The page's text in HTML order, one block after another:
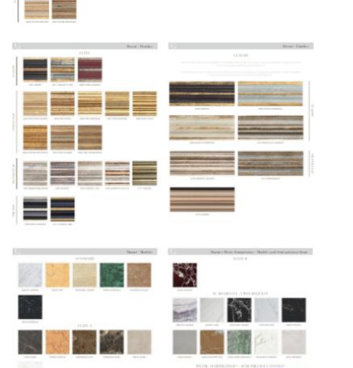
Москве осуществляется в течение 3-5 рабочих
от удалённости объекта и варьируются от 5 до
10 рабочих дней. Возможна срочная доставка
при наличии свободных логистических
ресурсов.
Управление логистикой и контроль
качества
Каждый заказ отслеживается в режиме
реального времени через систему GPS-
специалистов с опытом работы в
международной доставке обеспечивает
полную сохранность груза, соблюдение
температурного режима и защиту от
механических повреждений на всех этапах